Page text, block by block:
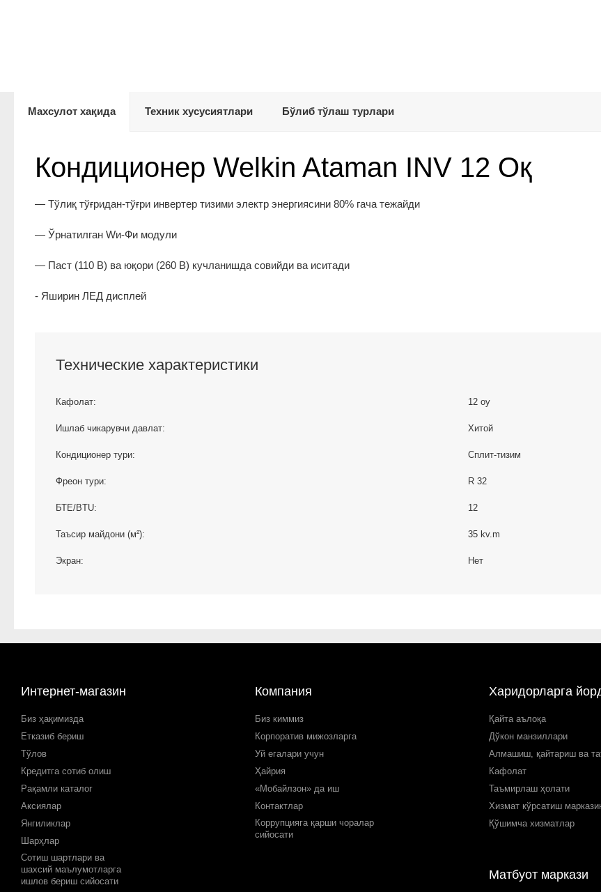
Махсулот хақида Техник хусусиятлари Бўлиб тўлаш турлари
Кондиционер Welkin Ataman INV 12 Оқ
— Тўлиқ тўғридан-тўғри инвертер тизими электр энергиясини 80% гача тежайди
— Ўрнатилган Wи-Фи модули
— Паст (110 В) ва юқори (260 В) кучланишда совийди ва иситади
- Яширин ЛEД дисплей
Технические характеристики
Кафолат: 12 oy
Ишлаб чикарувчи давлат: Хитой
Кондиционер тури: Сплит-тизим
Фреон тури: R 32
БТЕ/BTU: 12
Таъсир майдони (м²): 35 kv.m
Экран: Нет
Интернет-магазин
Биз ҳақимизда
Етказиб бериш
Тўлов
Кредитга сотиб олиш
Рақамли каталог
Аксиялар
Янгиликлар
Шарҳлар
Сотиш шартлари ва
шахсий маълумотларга
ишлов бериш сийосати
Компания
Биз киммиз
Корпоратив мижозларга
Уй егалари учун
Ҳайрия
«Мобайлзон» да иш
Контактлар
Коррупцияга қарши чоралар
сийосати
Харидорларга
Қайта аълоқа
Дўкон манзиллари
Алмашиш, қайтариш ва
Кафолат
Таъмирлаш ҳолати
Хизмат кўрсатиш
Қўшимча хизматлар
Матбуот маркази